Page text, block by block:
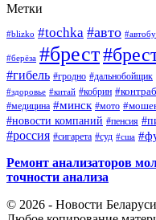
Метки
#blizko #tochka #авто
#берёза #брест
#гибель #гродно #дальнобойщик
#здоровье #китай #кобрин
#медицина #минск #мото
#новости компаний #пенсия
#россия #сигарета #суд #сша
Ремонт анализаторов
точности анализа
© 2026 - Новости